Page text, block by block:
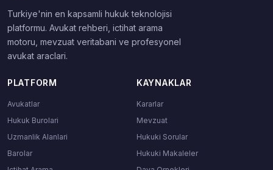
Turkiye'nin en kapsamli hukuk teknolojisi
platformu. Avukat rehberi, ictihat arama
motoru, mevzuat veritabani ve profesyonel
avukat araclari.
PLATFORM
Avukatlar
Hukuk Burolari
Uzmanlik Alanlari
Barolar
KAYNAKLAR
Kararlar
Mevzuat
Hukuki Sorular
Hukuki Makaleler